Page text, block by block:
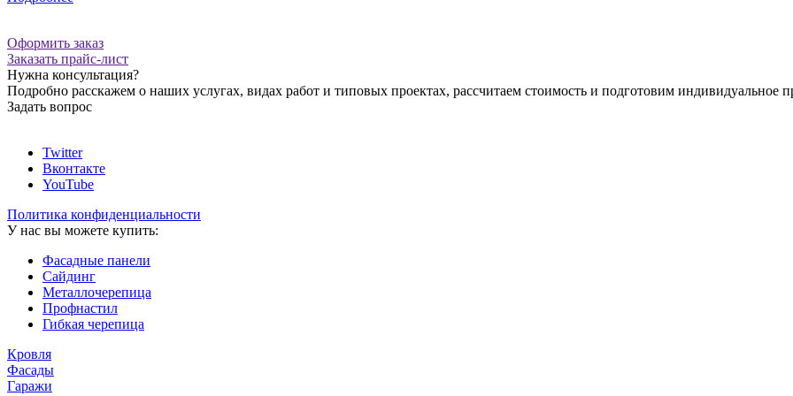
Оформить заказ
Заказать прайс-лист
Нужна консультация?
Подробно расскажем о наших услугах, видах работ и типовых проектах, рассчитаем стоимость и подготовим индивидуальное
Задать вопрос
Twitter
Вконтакте
YouTube
Политика конфиденциальности
У нас вы можете купить:
Фасадные панели
Сайдинг
Металлочерепица
Профнастил
Гибкая черепица
Кровля
Фасады
Гаражи